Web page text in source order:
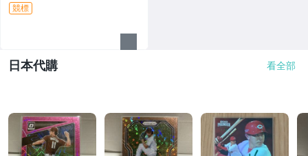
競標
日本代購 看全部